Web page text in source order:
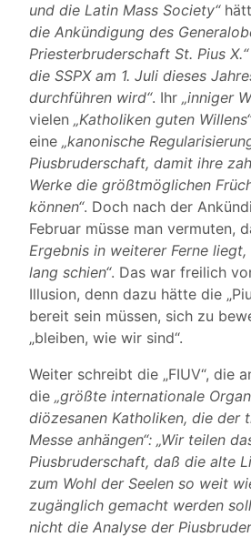
und die Latin Mass Society“
die Ankündigung des
Priesterbruderschaft St. Pius X.“
die SSPX am 1. Juli dieses
durchführen wird“. Ihr „inniger
vielen „Katholiken guten Willens“
eine „kanonische
Piusbruderschaft, damit ihre
Werke die größtmöglichen
können“. Doch nach der
Februar müsse man vermuten,
Ergebnis in weiterer Ferne
lang schien“. Das war freilich
Illusion, denn dazu hätte die
bereit sein müssen, sich zu
„bleiben, wie wir sind“.
Weiter schreibt die „FIUV“, die
die „größte internationale
diözesanen Katholiken, die der
Messe anhängen“: „Wir teilen
Piusbruderschaft, daß die alte
zum Wohl der Seelen so weit
zugänglich gemacht werden
nicht die Analyse der